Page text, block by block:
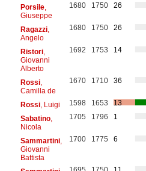
Porsile,
Giuseppe
1680 1750 26
Ragazzi,
Angelo
1680 1750 26
Ristori,
Giovanni
Alberto
1692 1753 14
Rossi,
Camilla de
1670 1710 36
Rossi, Luigi 1598 1653
13
Sabatino,
Nicola
1705 1796 1
Sammartini,
Giovanni
Battista
1700 1775 6